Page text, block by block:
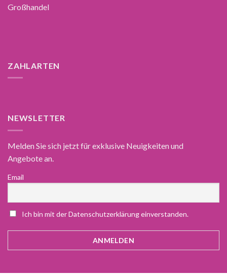
Großhandel
ZAHLARTEN
NEWSLETTER
Melden Sie sich jetzt für exklusive Neuigkeiten und
Angebote an.
Email
Ich bin mit der Datenschutzerklärung einverstanden.